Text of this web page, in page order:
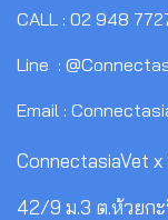
CALL : 02 948
Line :
Email :
ConnectasiaVet
42/9 ม.3 ต.ห้วยก